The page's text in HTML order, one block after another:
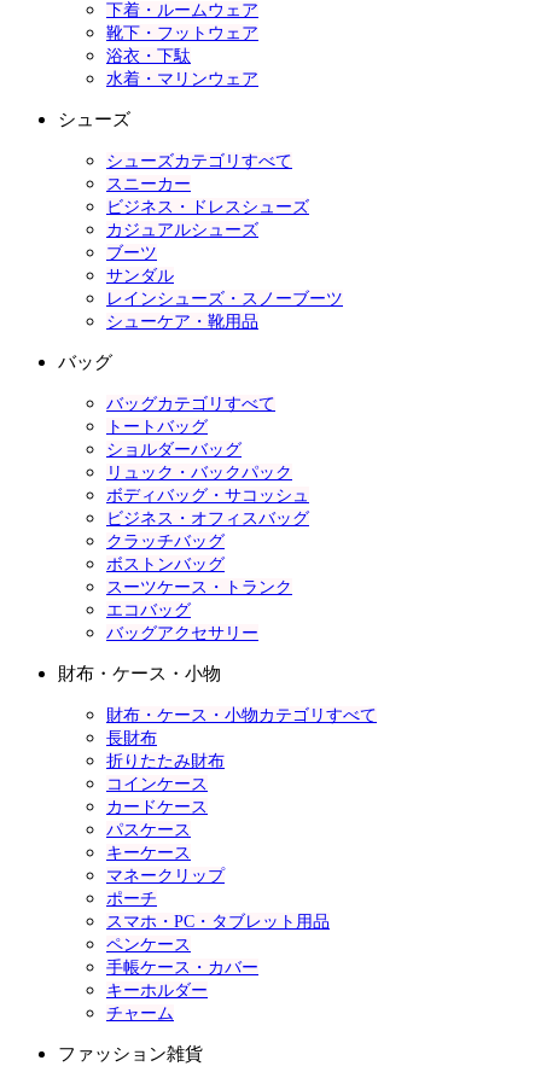
下着・ルームウェア
靴下・フットウェア
浴衣・下駄
水着・マリンウェア
シューズ
シューズカテゴリすべて
スニーカー
ビジネス・ドレスシューズ
カジュアルシューズ
ブーツ
サンダル
レインシューズ・スノーブーツ
シューケア・靴用品
バッグ
バッグカテゴリすべて
トートバッグ
ショルダーバッグ
リュック・バックパック
ボディバッグ・サコッシュ
ビジネス・オフィスバッグ
クラッチバッグ
ボストンバッグ
スーツケース・トランク
エコバッグ
バッグアクセサリー
財布・ケース・小物
財布・ケース・小物カテゴリすべて
長財布
折りたたみ財布
コインケース
カードケース
パスケース
キーケース
マネークリップ
ポーチ
スマホ・PC・タブレット用品
ペンケース
手帳ケース・カバー
キーホルダー
チャーム
ファッション雑貨